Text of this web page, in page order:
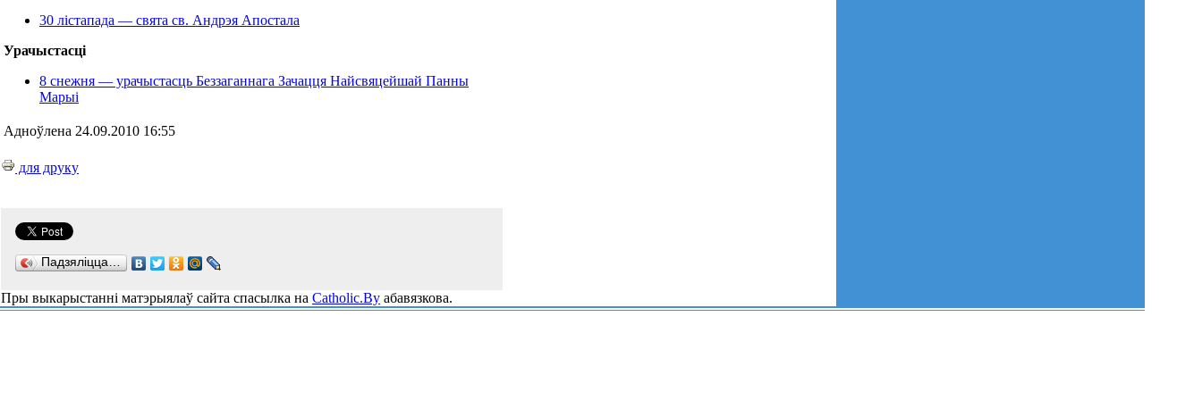
30 лістапада — свята св. Андрэя Апостала
Урачыстасці
8 снежня — урачыстасць Беззаганнага Зачацця Найсвяцейшай Панны
Марыі
Адноўлена 24.09.2010 16:55
для друку
Падзяліцца…
Пры выкарыстанні матэрыялаў сайта спасылка на Catholic.By абавязкова.